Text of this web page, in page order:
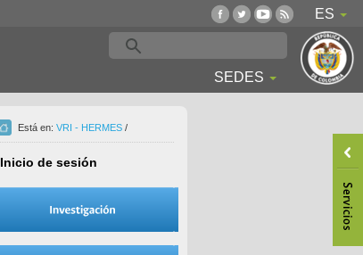
ES
SEDES
Está en: VRI - HERMES /
Inicio de sesión